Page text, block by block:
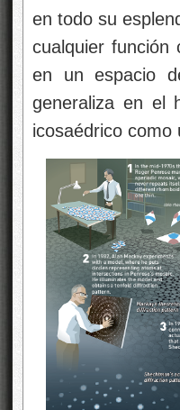
en todo su
cualquier función
en un espacio
generaliza en el
icosaédrico como